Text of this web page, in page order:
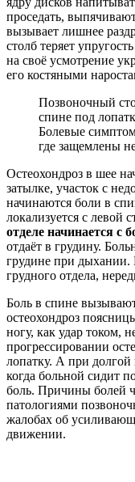
проседать,
вызывает лишнее
столб теряет
на своё усмотрение
его костяными
Позвоночный
спине под
Болевые
где защемлены
Остеохондроз в шее
затылке, участок с
начинаются боли в
локализуется с левой
отделе начинается с
отдаёт в грудину.
грудине при дыхании.
грудного отдела,
Боль в спине
остеохондроз
ногу, как удар током,
прогрессировании
лопатку. А при
когда больной сидит
боль. Причины болей
патологиями
жалобах об
движении.